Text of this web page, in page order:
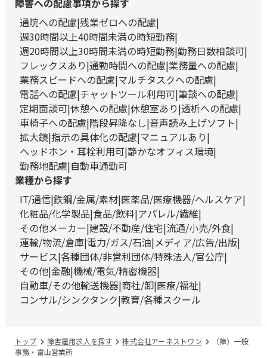
障害への配慮事項から探す
通院への配慮 残業ゼロへの配慮
週30時間以上40時間未満の時短勤務
週20時間以上30時間未満の時短勤務 勤務日数相談可
フレックスあり 通勤時間への配慮 業務量への配慮
業務スピードへの配慮 マルチタスクへの配慮
電話への配慮 チャットツール利用可 筆談への配慮
定期面談可 休憩への配慮 休憩室あり 透析への配慮
車椅子への配慮 階段昇降なし 音声読み上げソフト
拡大鏡 指示の具体化の配慮 マニュアルあり
ヘッドホン・耳栓利用可 静かなオフィス環境
勤務地配慮 自動車通勤可
業種から探す
IT/通信 鉄鋼/金属/素材 医薬品/医療機器/ヘルスケア
化粧品/化学製品 食品/飲料 アパレル/繊維
その他メーカー 建設/不動産/住宅 流通/小売/外食
運輸/物流/倉庫 電力/ガス/石油 メディア/広告/出版
サービス 各種団体/非営利団体/特殊法人/官公庁
その他 金融 機械/電気/精密機器
自動車/その他輸送機器 商社/卸 医療/福祉
コンサル/シンクタンク 教育/各種スクール
トップ 障害雇用求人を探す 株式会社アーネストワン
（障）一般
事務・富山営業所